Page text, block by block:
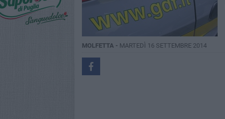
MOLFETTA - MARTEDÌ 16 SETTEMBRE 2014